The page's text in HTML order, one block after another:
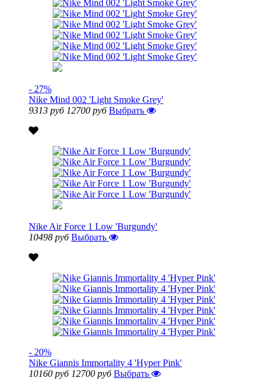
- 27%
Nike Mind 002 'Light Smoke Grey'
9313 руб 12700 руб Выбрать
Nike Air Force 1 Low 'Burgundy'
10498 руб Выбрать
- 20%
Nike Giannis Immortality 4 'Hyper Pink'
10160 руб 12700 руб Выбрать